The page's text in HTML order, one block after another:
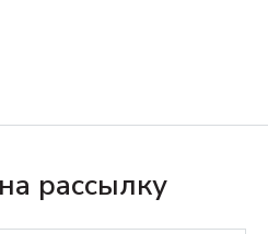
рассылку